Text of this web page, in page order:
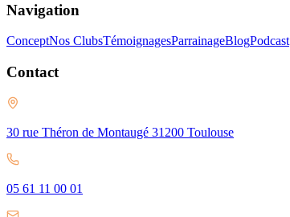
Navigation
ConceptNos ClubsTémoignagesParrainageBlogPodcast
Contact
30 rue Théron de Montaugé 31200 Toulouse
05 61 11 00 01